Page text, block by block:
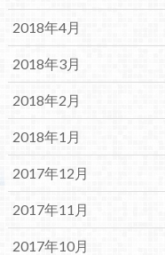
2018年4月
2018年3月
2018年2月
2018年1月
2017年12月
2017年11月
2017年10月